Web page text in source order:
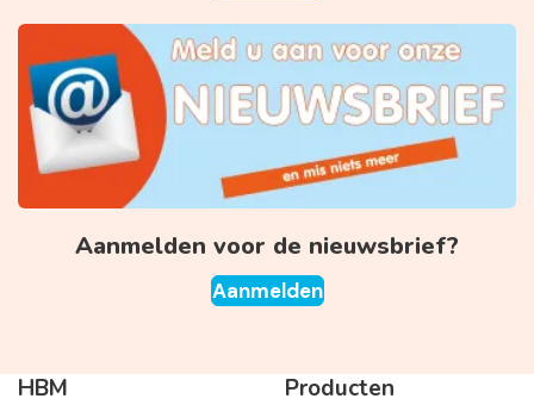
Aanmelden voor de nieuwsbrief?
Aanmelden
HBM Producten